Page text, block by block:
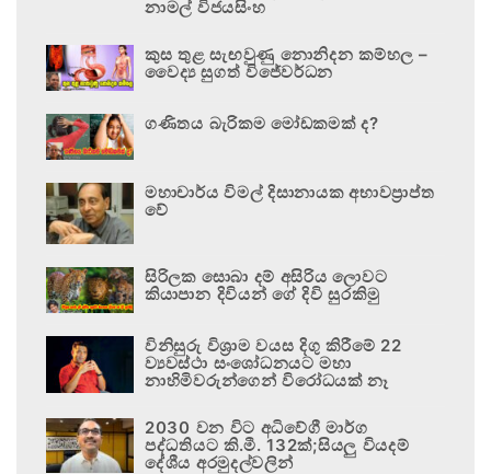
නාමල් විජයසිංහ
කුස තුළ සැඟවුණු නොනිදන කම්හල –
වෛද්‍ය සුගත් විජේවර්ධන
ගණිතය බැරිකම මෝඩකමක් ද?
මහාචාර්ය විමල් දිසානායක අභාවප්‍රාප්ත
වේ
සිරිලක සොබා දම් අසිරිය ලොවට
කියාපාන දිවියන් ගේ දිවි සුරකිමු
විනිසුරු විශ්‍රාම වයස දිගු කිරීමේ 22
ව්‍යවස්ථා සංශෝධනයට මහා
නාහිමිවරුන්ගෙන් විරෝධයක් නෑ
2030 වන විට අධිවේගී මාර්ග
පද්ධතියට කි.මී. 132ක්;සියලු වියදම්
දේශීය අරමුදල්වලින්